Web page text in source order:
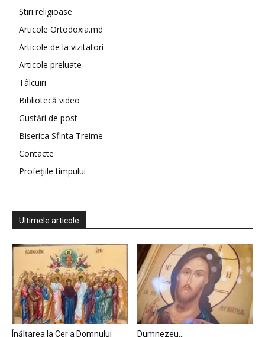
Știri religioase
Articole Ortodoxia.md
Articole de la vizitatori
Articole preluate
Tâlcuiri
Bibliotecă video
Gustări de post
Biserica Sfinta Treime
Contacte
Profețiile timpului
Ultimele articole
Înălțarea la Cer a Domnului
Dumnezeu…